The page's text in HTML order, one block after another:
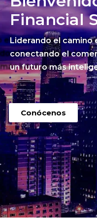
Financial
Liderando el camino
conectando el
un futuro más
Conócenos